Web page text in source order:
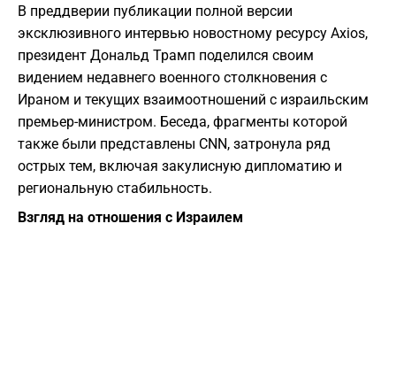
​В преддверии публикации полной версии
эксклюзивного интервью новостному ресурсу Axios,
президент Дональд Трамп поделился своим
видением недавнего военного столкновения с
Ираном и текущих взаимоотношений с израильским
премьер-министром. Беседа, фрагменты которой
также были представлены CNN, затронула ряд
острых тем, включая закулисную дипломатию и
региональную стабильность.
Взгляд на отношения с Израилем